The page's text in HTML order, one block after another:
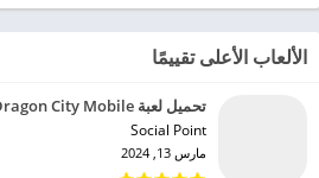
الألعاب الأعلى تقييمًا
تحميل لعبة Dragon City Mobile مهكرة للاندرويد 2024
Social Point‏
مارس 13, 2024